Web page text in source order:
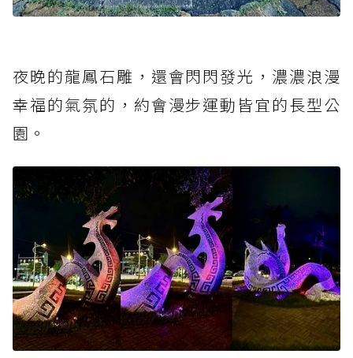
夜晚的龍鳳石雕，還會閃閃發光，濃濃浪漫
幸福的氣氛的，約會漫步運動皆宜的長型公
園。